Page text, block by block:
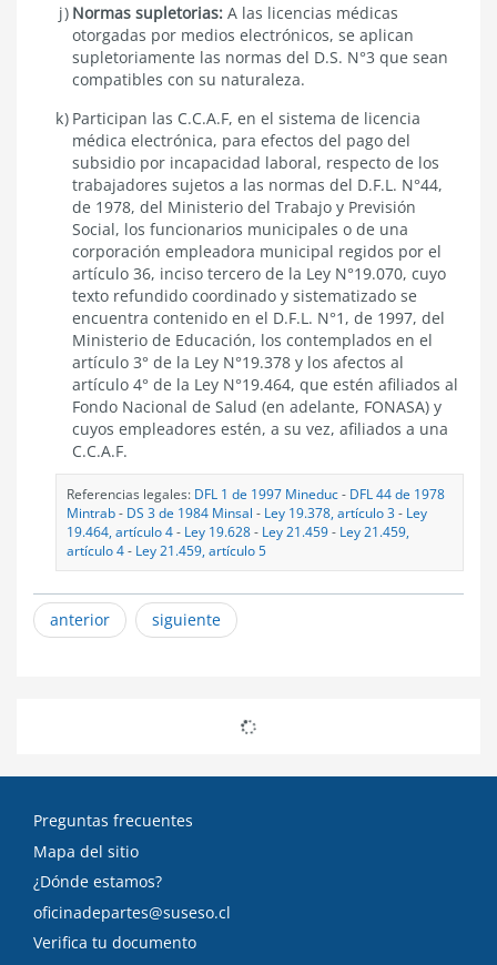
Normas supletorias: A las licencias médicas
otorgadas por medios electrónicos, se aplican
supletoriamente las normas del D.S. N°3 que sean
compatibles con su naturaleza.
Participan las C.C.A.F, en el sistema de licencia
médica electrónica, para efectos del pago del
subsidio por incapacidad laboral, respecto de los
trabajadores sujetos a las normas del D.F.L. N°44,
de 1978, del Ministerio del Trabajo y Previsión
Social, los funcionarios municipales o de una
corporación empleadora municipal regidos por el
artículo 36, inciso tercero de la Ley N°19.070, cuyo
texto refundido coordinado y sistematizado se
encuentra contenido en el D.F.L. N°1, de 1997, del
Ministerio de Educación, los contemplados en el
artículo 3° de la Ley N°19.378 y los afectos al
artículo 4° de la Ley N°19.464, que estén afiliados al
Fondo Nacional de Salud (en adelante, FONASA) y
cuyos empleadores estén, a su vez, afiliados a una
C.C.A.F.
Referencias legales: DFL 1 de 1997 Mineduc- DFL 44 de 1978
Mintrab- DS 3 de 1984 Minsal - Ley 19.378, artículo 3- Ley
19.464, artículo 4- Ley 19.628- Ley 21.459- Ley 21.459,
artículo 4- Ley 21.459, artículo 5
anterior siguiente
Preguntas frecuentes
Mapa del sitio
¿Dónde estamos?
oficinadepartes@suseso.cl
Verifica tu documento